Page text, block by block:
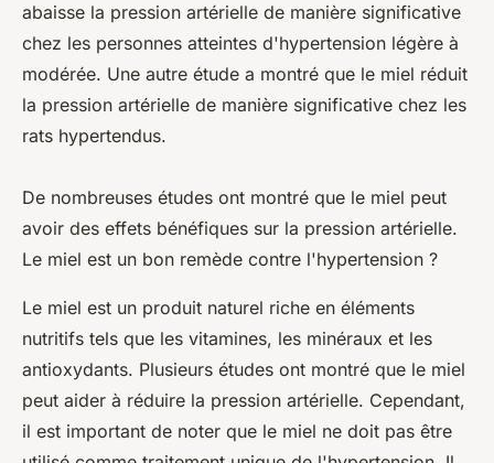
abaisse la pression artérielle de manière significative
chez les personnes atteintes d'hypertension légère à
modérée. Une autre étude a montré que le miel réduit
la pression artérielle de manière significative chez les
rats hypertendus.
De nombreuses études ont montré que le miel peut
avoir des effets bénéfiques sur la pression artérielle.
Le miel est un bon remède contre l'hypertension ?
Le miel est un produit naturel riche en éléments
nutritifs tels que les vitamines, les minéraux et les
antioxydants. Plusieurs études ont montré que le miel
peut aider à réduire la pression artérielle. Cependant,
il est important de noter que le miel ne doit pas être